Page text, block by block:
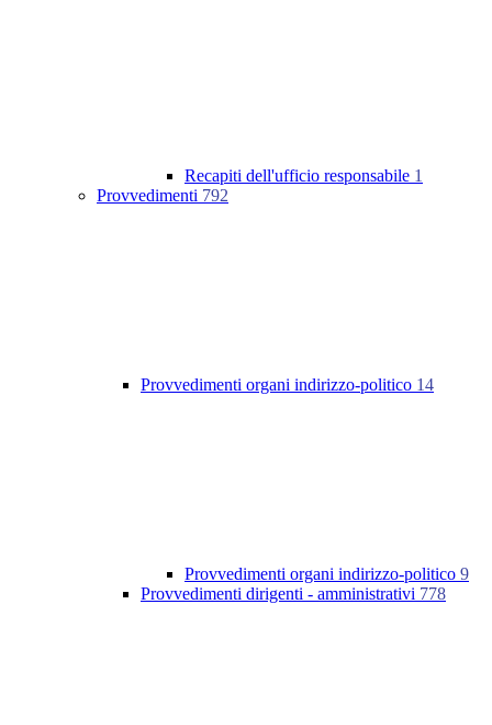
Recapiti dell'ufficio responsabile 1
Provvedimenti 792
Provvedimenti organi indirizzo-politico 14
Provvedimenti organi indirizzo-politico 9
Provvedimenti dirigenti - amministrativi 778